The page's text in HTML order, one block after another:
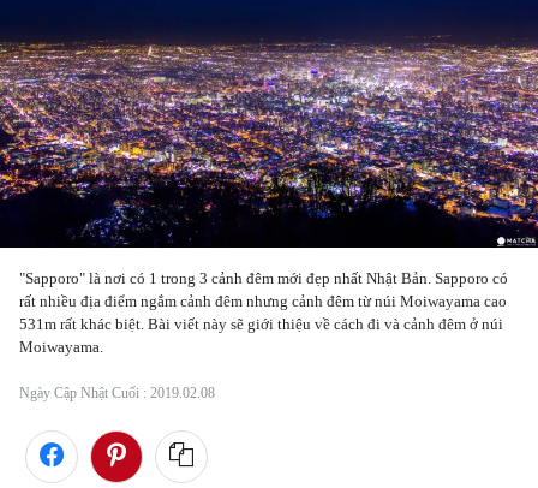
"Sapporo" là nơi có 1 trong 3 cảnh đêm mới đẹp nhất Nhật Bản. Sapporo có
rất nhiều địa điểm ngắm cảnh đêm nhưng cảnh đêm từ núi Moiwayama cao
531m rất khác biệt. Bài viết này sẽ giới thiệu về cách đi và cảnh đêm ở núi
Moiwayama.
Ngày Cập Nhật Cuối : 2019.02.08